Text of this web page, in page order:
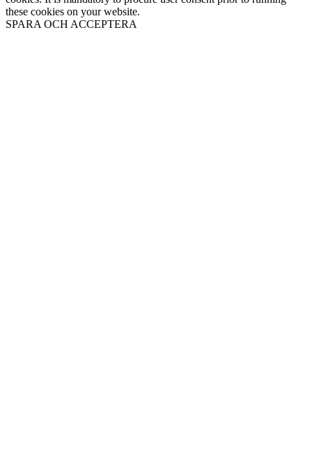
these cookies on your website.
SPARA OCH ACCEPTERA